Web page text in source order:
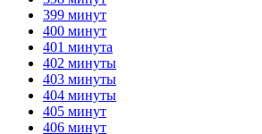
399 минут
400 минут
401 минута
402 минуты
403 минуты
404 минуты
405 минут
406 минут